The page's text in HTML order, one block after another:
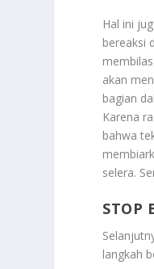
Hal ini
bereaksi
akan
bagian
Karena
bahwa
selera.
STOP
langkah